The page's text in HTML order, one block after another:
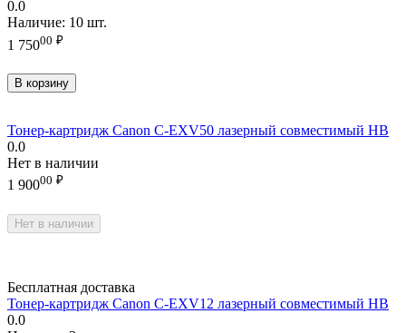
0.0
Наличие: 10 шт.
1 75000 ₽
В корзину
Тонер-картридж Canon C-EXV50 лазерный совместимый HB
0.0
Нет в наличии
1 90000 ₽
Нет в наличии
Бесплатная доставка
Тонер-картридж Canon C-EXV12 лазерный совместимый HB
0.0